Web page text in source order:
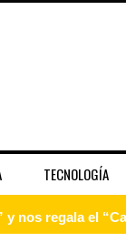
TECNOLOGÍA
nos regala el